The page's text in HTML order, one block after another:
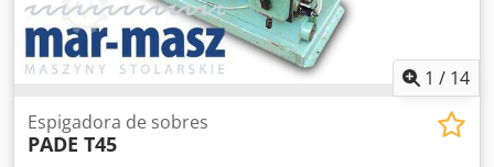
Codpfx Amjzr U H Te Ejrf Precio neto: 13.900 PLN Precio
neto: 3.300 EUR según el tipo de cambio a 4,2 EUR (Los
precios pueden variar según la fluctuación del tipo de1 / 14
Espigadora de sobres
PADE T45